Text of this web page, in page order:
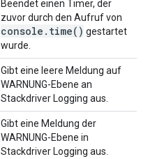
Beendet einen Timer, der
zuvor durch den Aufruf von
console . time( ) gestartet
wurde.
Gibt eine leere Meldung auf
WARNUNG-Ebene an
Stackdriver Logging aus.
Gibt eine Meldung der
WARNUNG-Ebene in
Stackdriver Logging aus.